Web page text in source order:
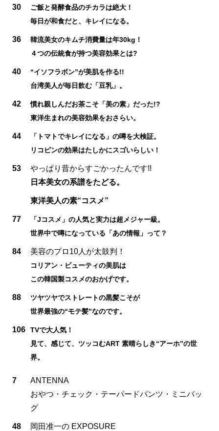
30
ご飯と発酵食品のチカラは絶大！
毎日が和食だと、キレイになる。
36
韓流美女のキムチ消費量は年30kg！
４つの伝統食が持つ美容効果とは?
40
“イソフラボン”が美肌を作る!!
台湾美人が毎日飲む「豆乳」。
42
慣れ親しんだお茶こそ「美の素」だった!?
東洋生まれの美容効果をおさらい。
44
「トマトでキレイになる」の噂を大検証。
リコピンの効果はたしかにスゴいらしい！
53
やっぱり昔からすごかったんです!!
日本美女の系譜をたどる。
東洋美人の素“コスメ”
77
「Jコスメ」の人気と実力は超メジャー級。
世界中で噂になっている「あの情報」って？
84 美容のプロ10人が太鼓判！
コリアン・ビューティの美肌は
この韓国製コスメのおかげです。
88
ツヤツヤでストレートの黒髪こそが
世界最強の“モテ髪”なのです。
106
TVで大人気！
見て、感じて、ツッコむART 素晴らしき“アーホ”の世
界。
7
ANTENNA
おやつ・チェック・テーパードパンツ・ミニバッ
グ
48
岡田准一の EXPOSURE